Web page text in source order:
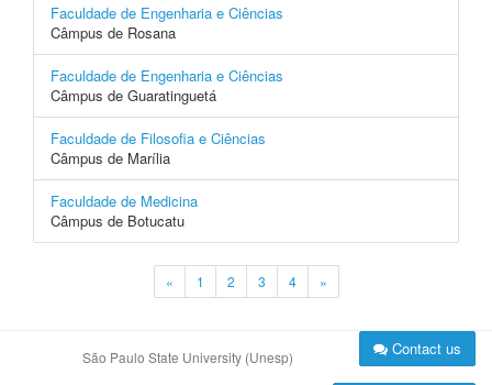
Faculdade de Engenharia e Ciências
Câmpus de Rosana
Faculdade de Engenharia e Ciências
Câmpus de Guaratinguetá
Faculdade de Filosofia e Ciências
Câmpus de Marília
Faculdade de Medicina
Câmpus de Botucatu
« 1 2 3 4 »
São Paulo State University (Unesp) Contact us